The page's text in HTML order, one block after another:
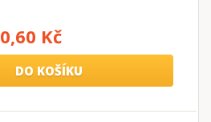
0,60 Kč
DO KOŠÍKU